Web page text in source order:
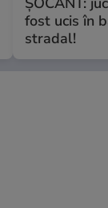
fost ucis în
stradal!